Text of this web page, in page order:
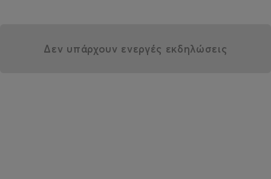
Δεν υπάρχουν ενεργές εκδηλώσεις